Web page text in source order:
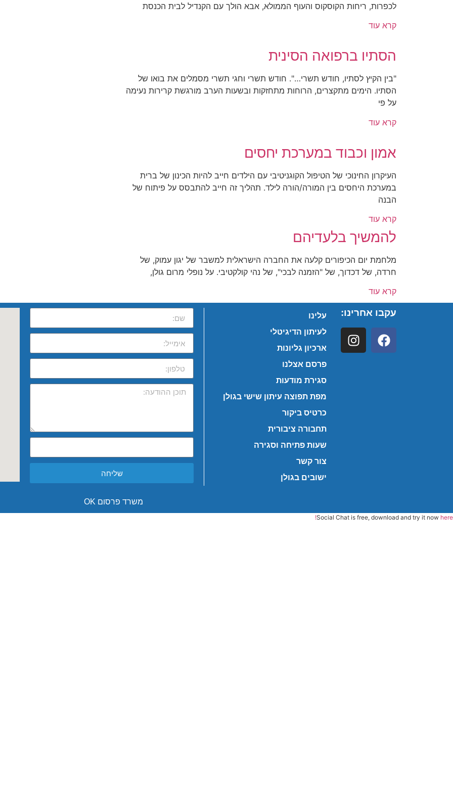
לכפרות, ריחות הקוסקוס והעוף הממולא, אבא הולך עם הקנדיל לבית הכנסת
קרא עוד
הסתיו ברפואה הסינית
"בין הקיץ לסתיו, חודש תשרי…". חודש תשרי וחגי תשרי מסמלים את בואו של
הסתיו. הימים מתקצרים, הרוחות מתחזקות ובשעות הערב מורגשת קרירות נעימה
על פי
קרא עוד
אמון וכבוד במערכת יחסים
העיקרון החינוכי של הטיפול הקוגניטיבי עם הילדים חייב להיות הכינון של ברית
במערכת היחסים בין המורה/הורה לילד. תהליך זה חייב להתבסס על פיתוח של
הבנה
קרא עוד
להמשיך בלעדיהם
מלחמת יום הכיפורים קלעה את החברה הישראלית למשבר של יגון עמוק, של
חרדה, של דכדוך, של "הזמנה לבכי", של נהי קולקטיבי. על נופלי מרום גולן,
קרא עוד
עקבו אחרינו:
עלינו
לעיתון הדיגיטלי
ארכיון גליונות
פרסם אצלנו
סגירת מודעות
מפת תפוצה עיתון שישי בגולן
כרטיס ביקור
תחבורה ציבורית
שעות פתיחה וסגירה
צור קשר
ישובים בגולן
שליחה
משרד פרסום OK
Social Chat is free, download and try it now here!